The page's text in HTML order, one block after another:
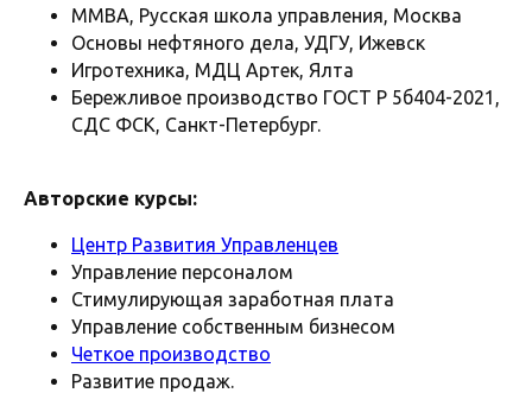
ММВА, Русская школа управления, Москва
Основы нефтяного дела, УДГУ, Ижевск
Игротехника, МДЦ Артек, Ялта
Бережливое производство ГОСТ Р 5б404-2021,
СДС ФСК, Санкт-Петербург.
Авторские курсы:
Центр Развития Управленцев
Управление персоналом
Стимулирующая заработная плата
Управление собственным бизнесом
Четкое производство
Развитие продаж.